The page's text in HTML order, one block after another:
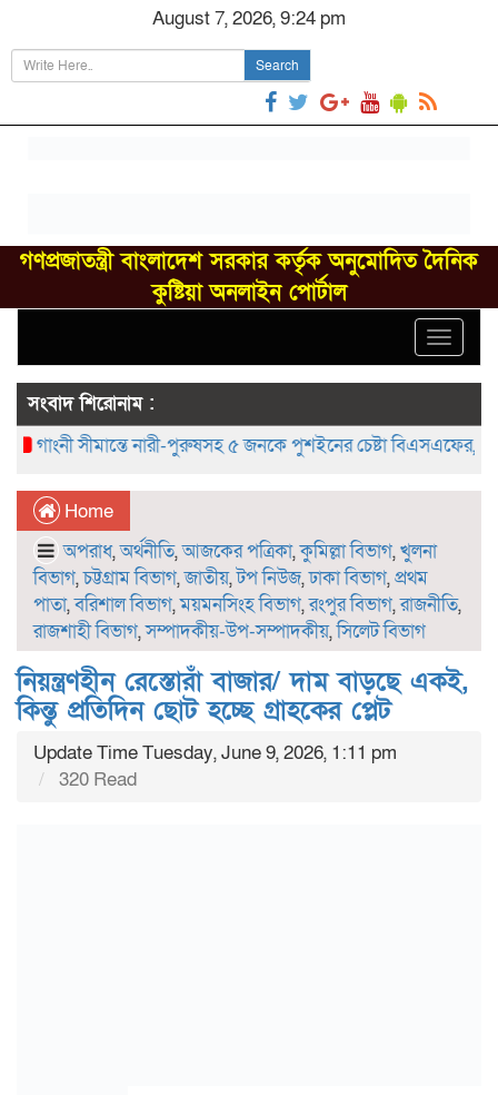
August 7, 2026, 9:24 pm
Search
গণপ্রজাতন্ত্রী বাংলাদেশ সরকার কর্তৃক অনুমোদিত দৈনিক
কুষ্টিয়া অনলাইন পোর্টাল
Toggle
সংবাদ শিরোনাম :
গাংনী সীমান্তে নারী-পুরুষসহ ৫ জনকে পুশইনের চেষ্টা বিএসএফের,
Home
অপরাধ,অর্থনীতি,আজকের পত্রিকা,কুমিল্লা বিভাগ,খুলনা
বিভাগ,চট্টগ্রাম বিভাগ,জাতীয়,টপ নিউজ,ঢাকা বিভাগ,প্রথম
পাতা,বরিশাল বিভাগ,ময়মনসিংহ বিভাগ,রংপুর বিভাগ,রাজনীতি,
রাজশাহী বিভাগ,সম্পাদকীয়-উপ-সম্পাদকীয়,সিলেট বিভাগ
নিয়ন্ত্রণহীন রেস্তোরাঁ বাজার/ দাম বাড়ছে একই,
কিন্তু প্রতিদিন ছোট হচ্ছে গ্রাহকের প্লেট
Update Time Tuesday, June 9, 2026, 1:11 pm
320 Read